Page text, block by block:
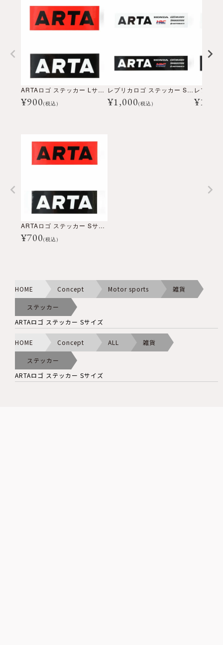
ARTAロゴ ステッカー Lサイズ
¥900(税込)
レプリカロゴ ステッカー Sサイズ
¥1,000(税込) ¥
ARTAロゴ ステッカー Sサイズ
¥700(税込)
HOME Concept Motor sports 雑貨
ステッカー
ARTAロゴ ステッカー Sサイズ
HOME Concept ALL 雑貨
ステッカー
ARTAロゴ ステッカー Sサイズ